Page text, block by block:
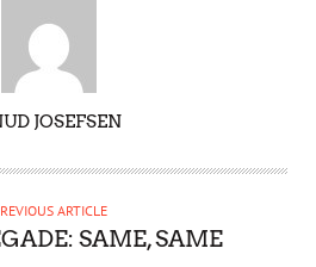
JOSEFSEN
ARTICLE
SAME, SAME